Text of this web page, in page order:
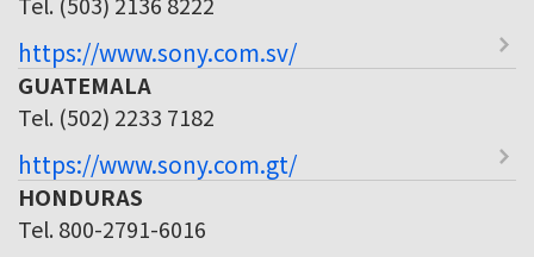
https://www.sony.com.sv/
GUATEMALA
Tel. (502) 2233 7182
https://www.sony.com.gt/
HONDURAS
Tel. 800-2791-6016